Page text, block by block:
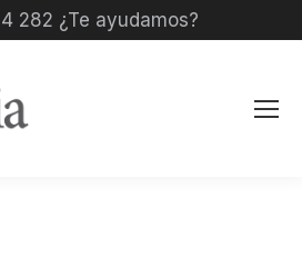
282 ¿Te ayudamos?